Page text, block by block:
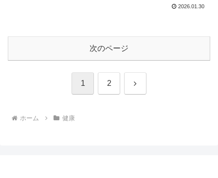
2026.01.30
次のページ
1 2 次
ホーム 健康